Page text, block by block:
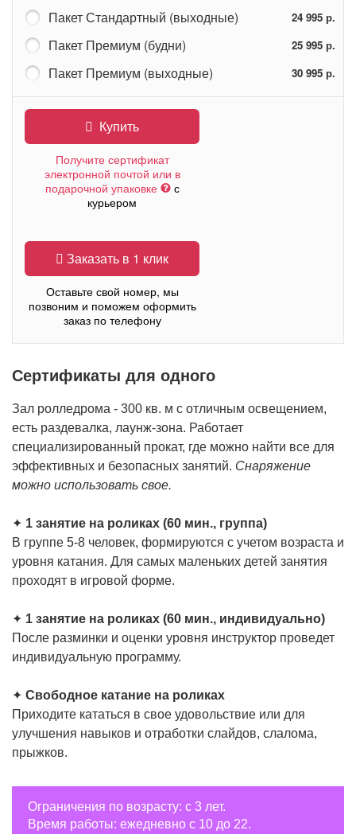
Пакет Стандартный (выходные) 24 995 р.
Пакет Премиум (будни) 25 995 р.
Пакет Премиум (выходные) 30 995 р.
Купить
Получите сертификат
электронной почтой или в
подарочной упаковке
с
курьером
Заказать в 1 клик
Оставьте свой номер, мы
позвоним и поможем оформить
заказ по телефону
Сертификаты для одного
Зал ролледрома - 300 кв. м с отличным освещением,
есть раздевалка, лаунж-зона. Работает
специализированный прокат, где можно найти все для
эффективных и безопасных занятий. Снаряжение
можно использовать свое.
✦ 1 занятие на роликах (60 мин., группа)
В группе 5-8 человек, формируются с учетом возраста и
уровня катания. Для самых маленьких детей занятия
проходят в игровой форме.
✦ 1 занятие на роликах (60 мин., индивидуально)
После разминки и оценки уровня инструктор проведет
индивидуальную программу.
✦ Свободное катание на роликах
Приходите кататься в свое удовольствие или для
улучшения навыков и отработки слайдов, слалома,
прыжков.
Ограничения по возрасту: с 3 лет.
Время работы: ежедневно с 10 до 22.